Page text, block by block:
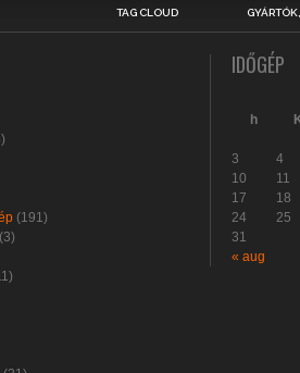
TAG CLOUD
(191)
(3)
IDŐGÉP
h
3
4
10
11
17
18
24
25
31
« aug